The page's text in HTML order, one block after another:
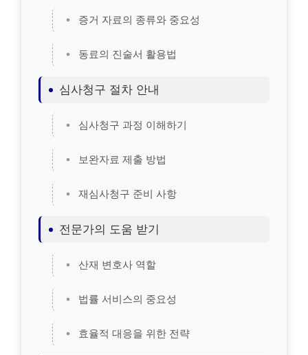
증거 자료의 종류와 중요성
동료의 진술서 활용법
심사청구 절차 안내
심사청구 과정 이해하기
보완자료 제출 방법
재심사청구 준비 사항
전문가의 도움 받기
산재 변호사 역할
법률 서비스의 중요성
효율적 대응을 위한 전략